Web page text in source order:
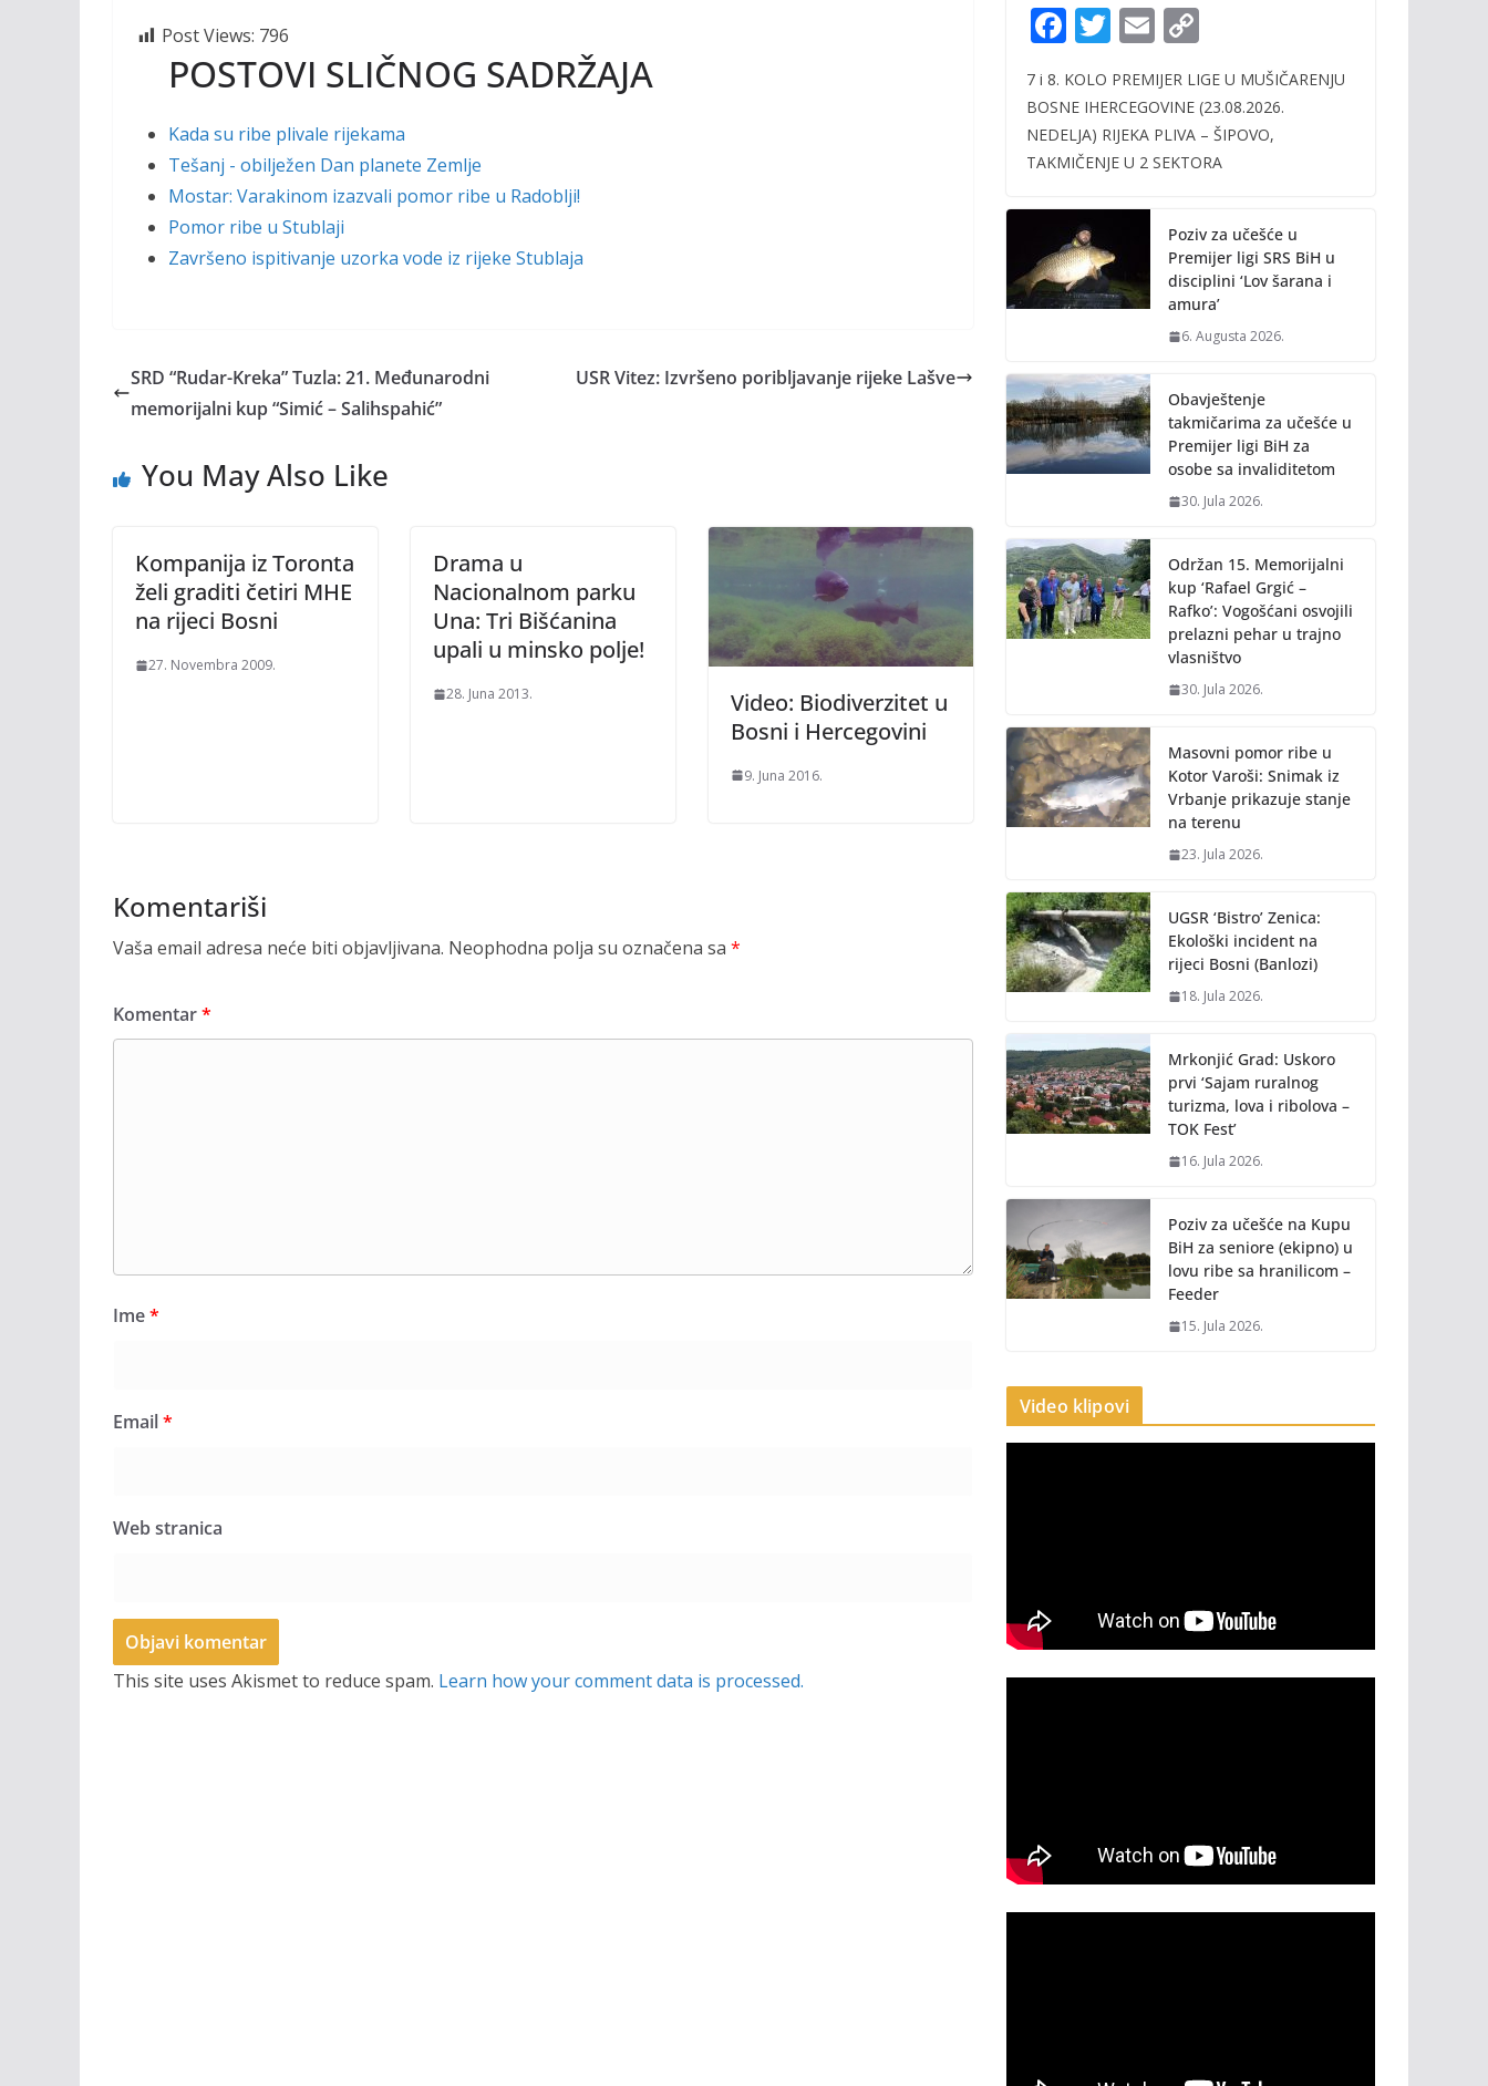
Post Views: 796
POSTOVI SLIČNOG SADRŽAJA
Kada su ribe plivale rijekama
Tešanj - obilježen Dan planete Zemlje
Mostar: Varakinom izazvali pomor ribe u Radoblji!
Pomor ribe u Stublaji
Završeno ispitivanje uzorka vode iz rijeke Stublaja
SRD “Rudar-Kreka” Tuzla: 21. Međunarodni
memorijalni kup “Simić – Salihspahić”
USR Vitez: Izvršeno poribljavanje rijeke Lašve
You May Also Like
Kompanija iz Toronta
želi graditi četiri MHE
na rijeci Bosni
27. Novembra 2009.
Drama u
Nacionalnom parku
Una: Tri Bišćanina
upali u minsko polje!
28. Juna 2013.
Video: Biodiverzitet u
Bosni i Hercegovini
9. Juna 2016.
Komentariši
Vaša email adresa neće biti objavljivana. Neophodna polja su označena sa *
Komentar*
Ime*
Email*
Web stranica
This site uses Akismet to reduce spam. Learn how your comment data is processed.
F
e
b
o
o
k
T
itt
er
E
ai
l
p
y
Li
k
7 i 8. KOLO PREMIJER LIGE U MUŠIČARENJU
BOSNE IHERCEGOVINE (23.08.2026.
NEDELJA) RIJEKA PLIVA – ŠIPOVO,
TAKMIČENJE U 2 SEKTORA
Poziv za učešće u
Premijer ligi SRS BiH u
disciplini ‘Lov šarana i
amura’
6. Augusta 2026.
Obavještenje
takmičarima za učešće u
Premijer ligi BiH za
osobe sa invaliditetom
30. Jula 2026.
Održan 15. Memorijalni
kup ‘Rafael Grgić –
Rafko’: Vogošćani osvojili
prelazni pehar u trajno
vlasništvo
30. Jula 2026.
Masovni pomor ribe u
Kotor Varoši: Snimak iz
Vrbanje prikazuje stanje
na terenu
23. Jula 2026.
UGSR ‘Bistro’ Zenica:
Ekološki incident na
rijeci Bosni (Banlozi)
18. Jula 2026.
Mrkonjić Grad: Uskoro
prvi ‘Sajam ruralnog
turizma, lova i ribolova –
TOK Fest’
16. Jula 2026.
Poziv za učešće na Kupu
BiH za seniore (ekipno) u
lovu ribe sa hranilicom –
Feeder
15. Jula 2026.
Video klipovi